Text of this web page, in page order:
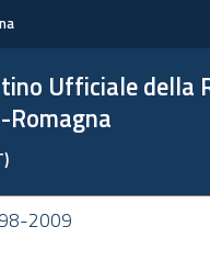
Ufficiale della
Romagna
2009